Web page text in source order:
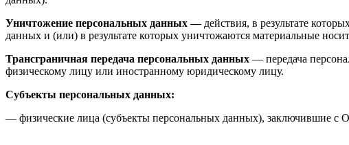
Уничтожение персональных данных — действия, в результате
данных и (или) в результате которых уничтожаются материальные
Трансграничная передача персональных данных — передача
физическому лицу или иностранному юридическому лицу.
Субъекты персональных данных:
— физические лица (субъекты персональных данных), заключившие с